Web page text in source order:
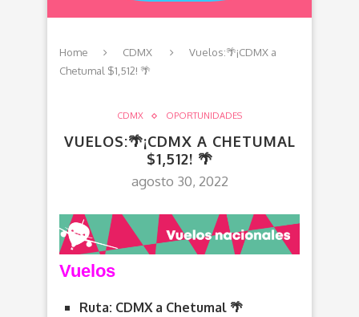
Home CDMX
Vuelos:🌴¡CDMX a
Chetumal $1,512! 🌴
CDMX OPORTUNIDADES
VUELOS:🌴¡CDMX A CHETUMAL
$1,512! 🌴
agosto 30, 2022
Vuelos
Ruta: CDMXa Chetumal 🌴